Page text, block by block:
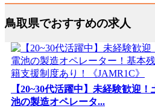
鳥取県でおすすめの求人
【20~30代活躍中】未経験歓迎
池の製造オペレータ...